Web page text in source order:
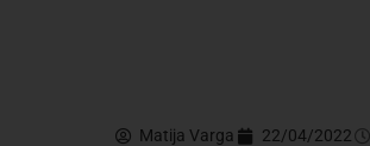
Matija Varga 22/04/2022